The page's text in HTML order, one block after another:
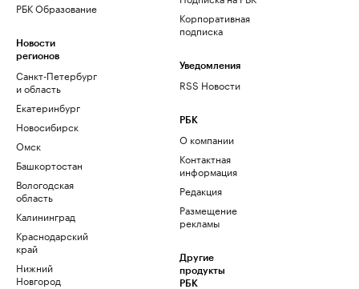
РБК Образование
Новости
регионов
Санкт-Петербург
и область
Екатеринбург
Новосибирск
Омск
Башкортостан
Вологодская
область
Калининград
Краснодарский
край
Нижний
Новгород
Корпоративная
подписка
Уведомления
RSS Новости
РБК
О компании
Контактная
информация
Редакция
Размещение
рекламы
Другие
продукты
РБК